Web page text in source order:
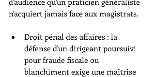
n'acquiert jamais face aux magistrats.
Droit pénal des affaires : la
défense d'un dirigeant poursuivi
pour fraude fiscale ou
blanchiment exige une maîtrise